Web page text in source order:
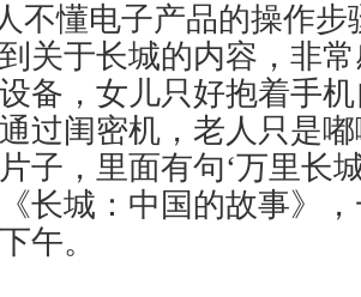
不懂电子产品的操作步
关于长城的内容，非
备，女儿只好抱着手
过闺密机，老人只是
子，里面有句‘万里长
长城：中国的故事》
午。